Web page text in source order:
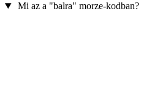
Mi az a "balra" morze-kodban?